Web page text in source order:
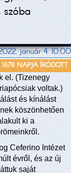
január 4. 10:00
NAPJA ÍRÓDOTT
el. (Tizenegy
voltak.)
és kínálást
köszönhetően
ki a
Ceferino Intézet
évről, és az új
saját